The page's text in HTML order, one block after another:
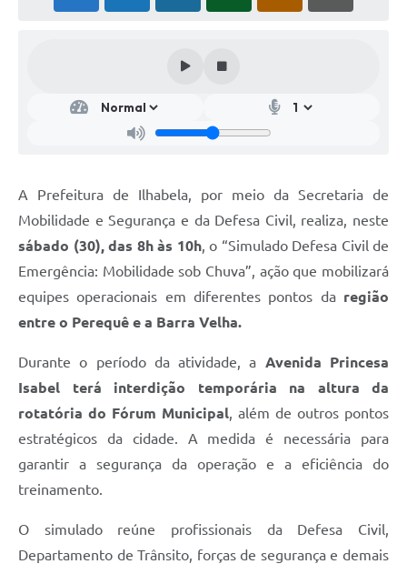
A Prefeitura de Ilhabela, por meio da Secretaria de
Mobilidade e Segurança e da Defesa Civil, realiza, neste
sábado (30), das 8h às 10h, o “Simulado Defesa Civil de
Emergência: Mobilidade sob Chuva”, ação que mobilizará
equipes operacionais em diferentes pontos da região
entre o Perequê e a Barra Velha.
Durante o período da atividade, a Avenida Princesa
Isabel terá interdição temporária na altura da
rotatória do Fórum Municipal, além de outros pontos
estratégicos da cidade. A medida é necessária para
garantir a segurança da operação e a eficiência do
treinamento.
O simulado reúne profissionais da Defesa Civil,
Departamento de Trânsito, forças de segurança e demais